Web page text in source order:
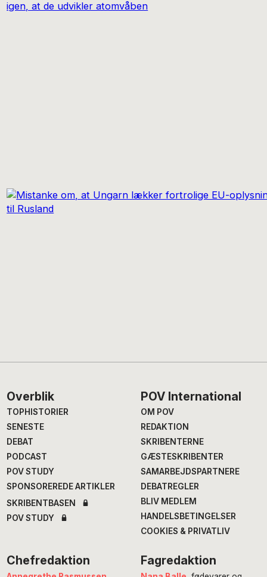
Footer
Overblik
TOPHISTORIER
SENESTE
DEBAT
PODCAST
POV STUDY
SPONSOREREDE ARTIKLER
SKRIBENTBASEN
POV STUDY
POV International
OM POV
REDAKTION
SKRIBENTERNE
GÆSTESKRIBENTER
SAMARBEJDSPARTNERE
DEBATREGLER
BLIV MEDLEM
HANDELSBETINGELSER
COOKIES & PRIVATLIV
Chefredaktion Fagredaktion